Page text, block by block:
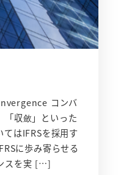
コンバ
「収斂」といった
てはIFRSを採用す
に歩み寄らせる
スを実 […]